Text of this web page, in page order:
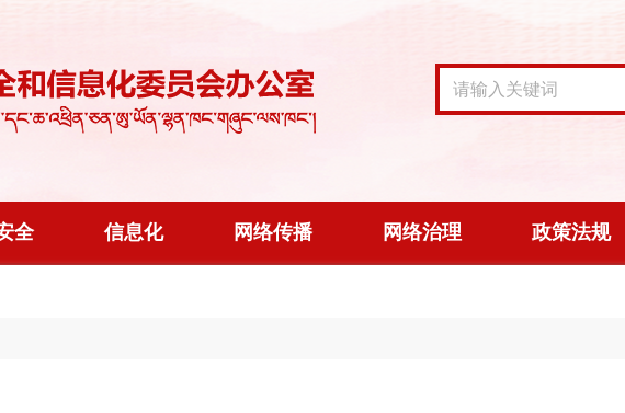
全 信息化 网络传播 网络治理 政策法规